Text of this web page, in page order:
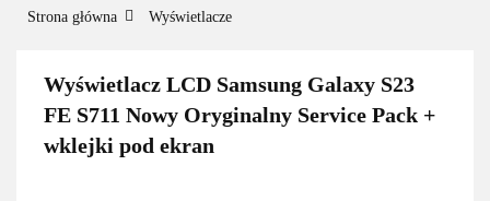
Strona główna Wyświetlacze
Wyświetlacz LCD Samsung Galaxy S23
FE S711 Nowy Oryginalny Service Pack +
wklejki pod ekran